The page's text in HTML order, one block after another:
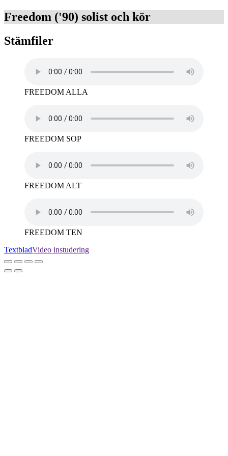
Freedom ('90) solist och kör
Stämfiler
FREEDOM ALLA
FREEDOM SOP
FREEDOM ALT
FREEDOM TEN
TextbladVideo instudering